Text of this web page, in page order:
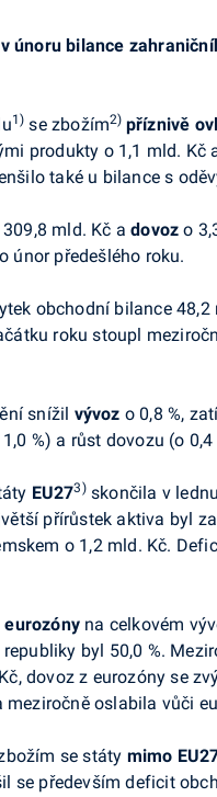
únoru bilance
1) se zbožím2) příznivě
produkty o 1,1 mld. Kč
také u bilance s
309,8 mld. Kč adovoz o
únor předešlého roku.
obchodní bilance
roku stoupl
snížil vývoz o 0,8 %,
%) a růst dovozu (o 0,4
EU273)skončila v
přírůstek aktiva byl
o 1,2 mld. Kč.
eurozóny na celkovém
byl 50,0 %.
dovoz z eurozóny se
oslabila vůči
se státy mimo
se především deficit